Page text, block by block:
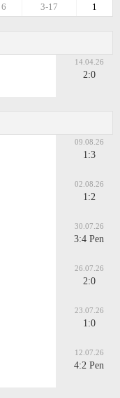
1
3-17
6
14.04.26
2:0
09.08.26
1:3
02.08.26
1:2
30.07.26
3:4 Pen
26.07.26
2:0
23.07.26
1:0
12.07.26
4:2 Pen